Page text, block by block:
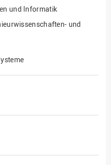
und Informatik
und